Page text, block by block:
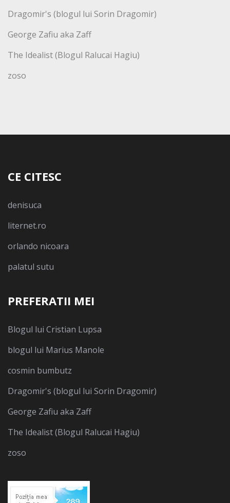
Dragomir's (blogul lui Sorin Dragomir)
George Zafiu aka Zaff
The Idealist (Blogul Ralucai Hagiu)
zoso
CE CITESC
denisuca
liternet.ro
orlando nicoara
palatul sutu
PREFERATII MEI
Blogul lui Cristian Lupsa
blogul lui Marius Manole
cosmin bumbutz
Dragomir's (blogul lui Sorin Dragomir)
George Zafiu aka Zaff
The Idealist (Blogul Ralucai Hagiu)
zoso